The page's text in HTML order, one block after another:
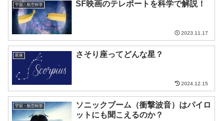
宇宙・航空科学 SF映画のテレポートを科学で解説！
2023.11.17
星座 さそり座ってどんな星？
2024.12.15
宇宙・航空科学
ソニックブーム（衝撃波音）はパイロ
ットにも聞こえるのか？